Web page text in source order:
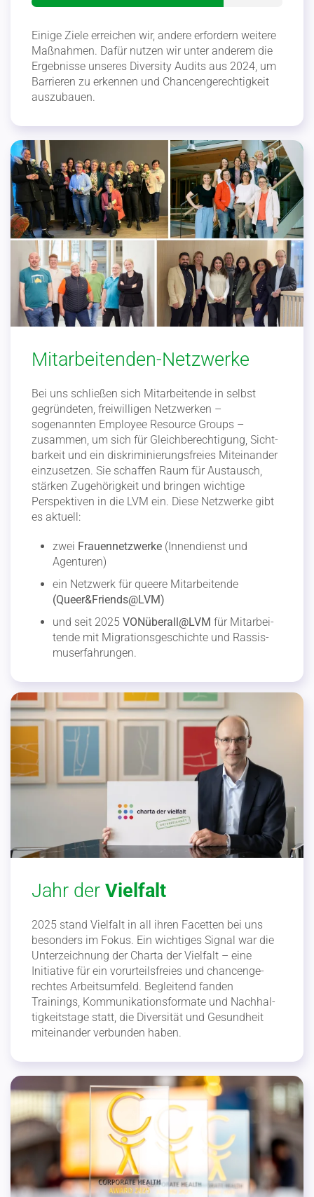
Einige Ziele erreichen wir, andere erfordern weitere
Maßnahmen. Dafür nutzen wir unter anderem die
Ergeb­nisse unseres Diversity Audits aus 2024, um
Barrieren zu erkennen und Chancen­ge­rech­tigkeit
auszu­bauen.
Mitarbeitenden-Netzwerke
Bei uns schließen sich Mitar­bei­tende in selbst
gegrün­deten, freiwil­ligen Netzwerken –
sogenannten Employee Resource Groups –
zusammen, um sich für Gleich­be­rech­tigung, Sicht­
barkeit und ein diskri­mi­nie­rungs­freies Mitein­ander
einzu­setzen. Sie schaffen Raum für Austausch,
stärken Zugehö­rigkeit und bringen wichtige
Perspek­tiven in die LVM ein. Diese Netzwerke gibt
es aktuell:
zwei Frauen­netz­werke (Innen­dienst und
Agenturen)
ein Netzwerk für queere Mitar­bei­tende
(Queer&Friends@LVM)
und seit 2025 VONüberall@LVM für Mitar­bei­
tende mit Migra­ti­ons­ge­schichte und Rassis­
mus­er­fah­rungen.
Jahr der Vielfalt
2025 stand Vielfalt in all ihren Facetten bei uns
besonders im Fokus. Ein wichtiges Signal war die
Unter­zeichnung der Charta der Vielfalt – eine
Initiative für ein vorur­teils­freies und chancen­ge­
rechtes Arbeits­umfeld. Begleitend fanden
Trainings, Kommu­ni­ka­ti­ons­formate und Nachhal­
tig­keitstage statt, die Diver­sität und Gesundheit
mitein­ander verbunden haben.